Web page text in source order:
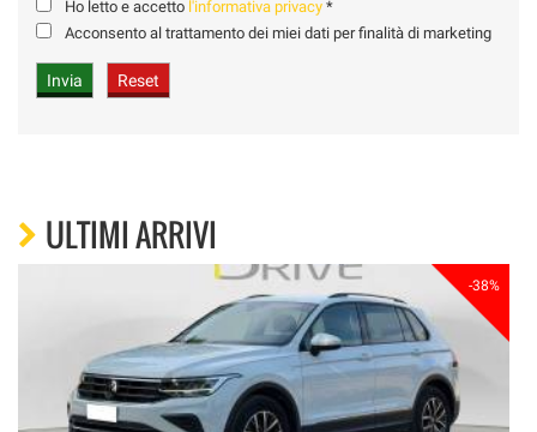
Ho letto e accetto l'informativa privacy *
Acconsento al trattamento dei miei dati per finalità di marketing
ULTIMI ARRIVI
-38%